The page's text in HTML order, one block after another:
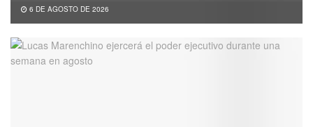
6 DE AGOSTO DE 2026